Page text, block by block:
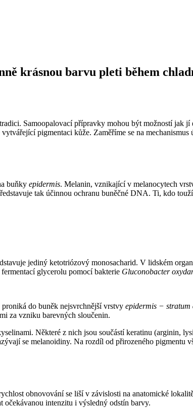
krásnou barvu pleti během
Samoopalovací přípravky mohou být možností jak
pigmentaci kůže. Zaměříme se na
buňky epidermis. Melanin, vznikající v melanocytech
tak účinnou ochranu buněčné DNA. Ti, kdo
jediný ketotriózový monosacharid. V lidském
glycerolu pomocí bakterie Gluconobacter
do buněk nejsvrchnější vrstvy epidermis −⁠ stratum
za vzniku barevných sloučenin.
Některé z nich jsou součástí keratinu (arginin,
se melanoidiny. Na rozdíl od přirozeného
obnovování se liší v závislosti na anatomické
intenzitu i výsledný odstín barvy.